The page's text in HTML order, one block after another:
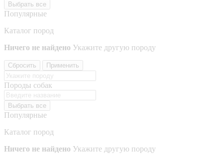
Выбрать все
Популярные
Каталог пород
Ничего не найдено Укажите другую породу
Сбросить Применить
Породы собак
Выбрать все
Популярные
Каталог пород
Ничего не найдено Укажите другую породу